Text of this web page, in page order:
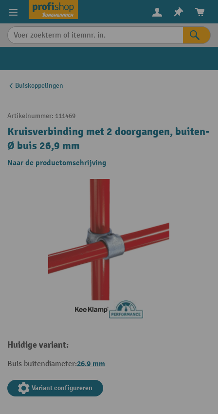
content
Buiskoppelingen
Artikelnummer: 111469
Kruisverbinding met 2 doorgangen, buiten-
Ø buis 26,9 mm
Naar de productomschrijving
Huidige variant:
Buis buitendiameter:26.9 mm
Variant configureren